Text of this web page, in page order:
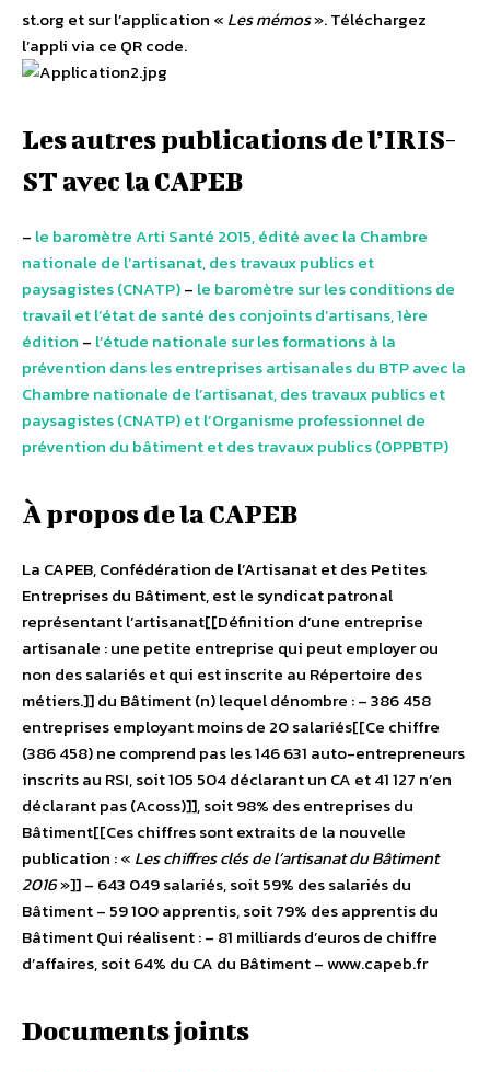
st.org et sur l’application « Les mémos». Téléchargez
l’appli via ce QR code.
Les autres publications de l’IRIS-
ST avec la CAPEB
– le baromètre Arti Santé 2015, édité avec la Chambre
nationale de l’artisanat, des travaux publics et
paysagistes (CNATP)– le baromètre sur les conditions de
travail et l’état de santé des conjoints d’artisans, 1ère
édition – l’étude nationale sur les formations à la
prévention dans les entreprises artisanales du BTP avec la
Chambre nationale de l’artisanat, des travaux publics et
paysagistes (CNATP) et l’Organisme professionnel de
prévention du bâtiment et des travaux publics (OPPBTP)
À propos de la CAPEB
La CAPEB, Confédération de l’Artisanat et des Petites
Entreprises du Bâtiment, est le syndicat patronal
représentant l’artisanat[[Définition d’une entreprise
artisanale : une petite entreprise qui peut employer ou
non des salariés et qui est inscrite au Répertoire des
métiers.]] du Bâtiment (n) lequel dénombre : – 386 458
entreprises employant moins de 20 salariés[[Ce chiffre
(386 458) ne comprend pas les 146 631 auto-entrepreneurs
inscrits au RSI, soit 105 504 déclarant un CA et 41 127 n’en
déclarant pas (Acoss)]], soit 98% des entreprises du
Bâtiment[[Ces chiffres sont extraits de la nouvelle
publication : « Les chiffres clés de l’artisanat du Bâtiment
2016»]] – 643 049 salariés, soit 59% des salariés du
Bâtiment – 59 100 apprentis, soit 79% des apprentis du
Bâtiment Qui réalisent : – 81 milliards d’euros de chiffre
d’affaires, soit 64% du CA du Bâtiment – www.capeb.fr
Documents joints